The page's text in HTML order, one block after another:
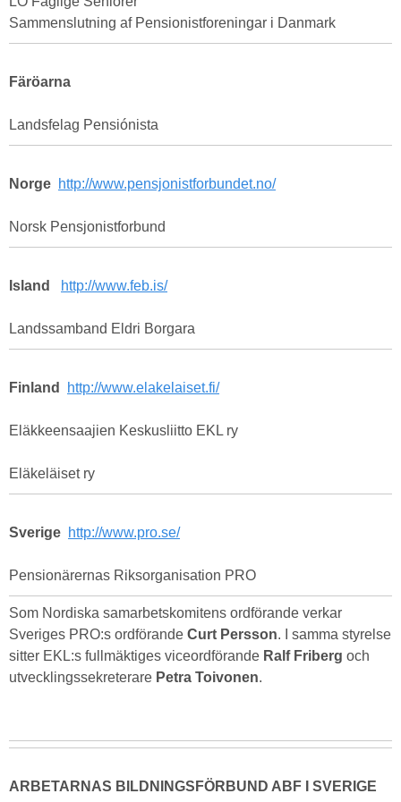
Sammenslutning af Pensionistforeningar i Danmark
Färöarna
Landsfelag Pensiónista
Norge http://www.pensjonistforbundet.no/
Norsk Pensjonistforbund
Island http://www.feb.is/
Landssamband Eldri Borgara
Finland http://www.elakelaiset.fi/
Eläkkeensaajien Keskusliitto EKL ry
Eläkeläiset ry
Sverige http://www.pro.se/
Pensionärernas Riksorganisation PRO
Som Nordiska samarbetskomitens ordförande verkar
Sveriges PRO:s ordförande Curt Persson. I samma styrelse
sitter EKL:s fullmäktiges viceordförande Ralf Friberg och
utvecklingssekreterare Petra Toivonen.
ARBETARNAS BILDNINGSFÖRBUND ABF I SVERIGE